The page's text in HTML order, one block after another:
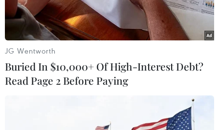
JG Wentworth
Buried In $10,000+ Of High-Interest Debt?
Read Page 2 Before Paying